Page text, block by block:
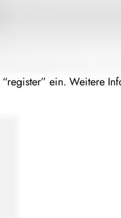
ein. Weitere